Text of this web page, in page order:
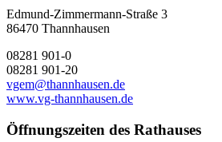
Edmund-Zimmermann-Straße 3
86470 Thannhausen
08281 901-0
08281 901-20
vgem@thannhausen.de
www.vg-thannhausen.de
Öffnungszeiten des Rathauses